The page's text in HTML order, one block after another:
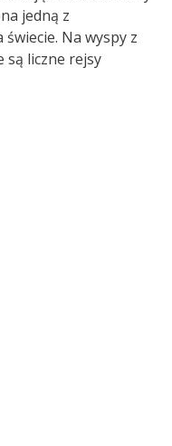
jedną z
Na wyspy z
liczne rejsy